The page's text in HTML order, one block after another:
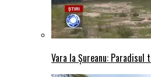
Vara la Șureanu: